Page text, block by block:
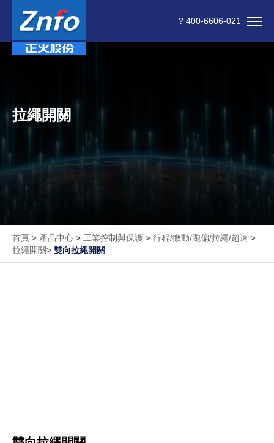
? 400-6606-021
拉繩開關
首頁 > 產品中心 > 工業控制與保護 > 行程/微動/跑偏/拉繩/超速 >
拉繩開關> 雙向拉繩開關